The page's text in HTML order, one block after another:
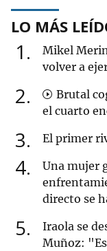
LO MÁS
1
Mikel
volver a
2
Brutal
el cuarto
3 El primer
4
Una mujer
directo se
5
Iraola se
Muñoz: